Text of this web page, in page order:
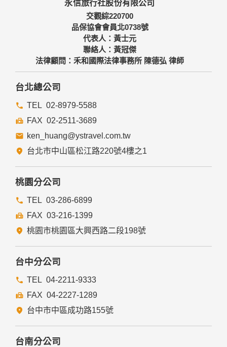
永信旅行社股份有限公司
交觀綜220700
品保協會會員北0738號
代表人：黃士元
聯絡人：黃冠傑
法律顧問：禾和國際法律事務所 陳德弘 律師
台北總公司
02-8979-5588
02-2511-3689
ken_huang@ystravel.com.tw
台北市中山區松江路220號4樓之1
桃園分公司
03-286-6899
03-216-1399
桃園市桃園區大興西路二段198號
台中分公司
04-2211-9333
04-2227-1289
台中市中區成功路155號
台南分公司